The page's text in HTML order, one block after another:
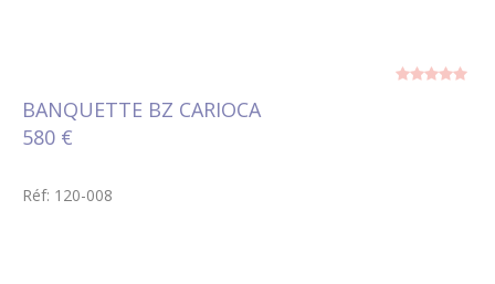
BANQUETTE BZ CARIOCA
580 €
Réf: 120-008